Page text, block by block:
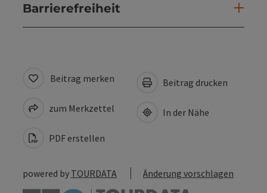
Barrierefreiheit
Beitrag merken
zum Merkzettel
PDF erstellen
Beitrag drucken
In der Nähe
powered by TOURDATA Änderung vorschlagen